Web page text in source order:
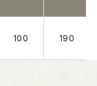
100 190